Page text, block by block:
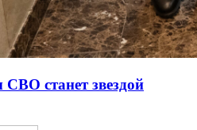
станет звездой